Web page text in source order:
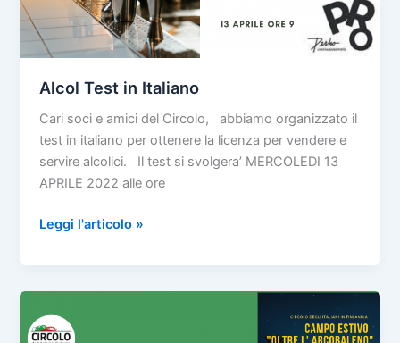
Alcol Test in Italiano
Cari soci e amici del Circolo, abbiamo organizzato il
test in italiano per ottenere la licenza per vendere e
servire alcolici. Il test si svolgera’ MERCOLEDI 13
APRILE 2022 alle ore
Alcol
Italiano
Leggi l'articolo »